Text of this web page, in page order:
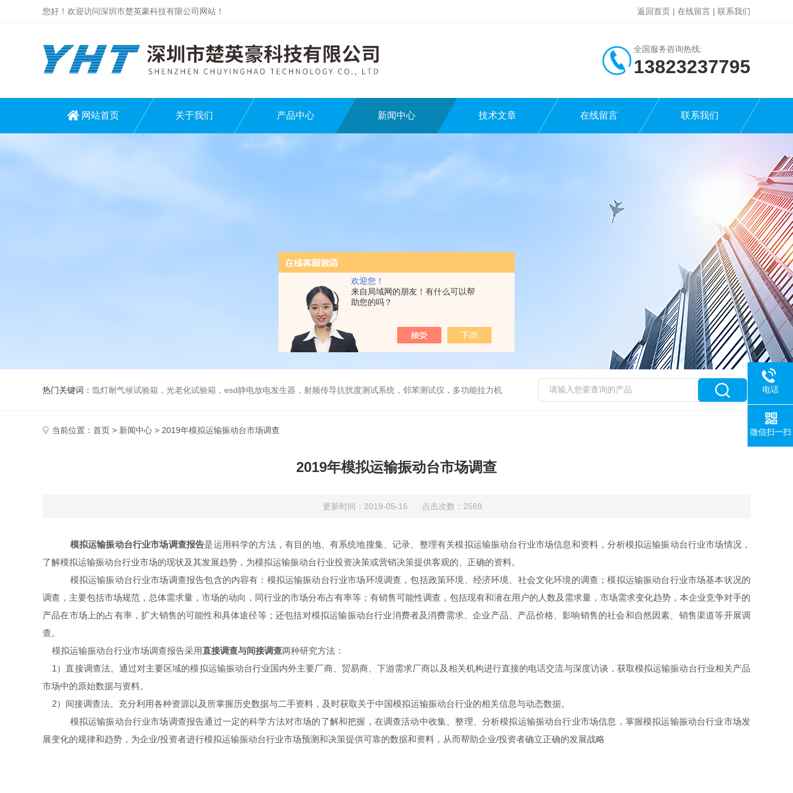
欢迎您！
来自局域网的朋友！有什么可以帮
助您的吗？
您好！欢迎访问深圳市楚英豪科技有限公司网站！ 返回首页 | 在线留言 | 联系我们
全国服务咨询热线:
13823237795
网站首页 关于我们 产品中心 新闻中心 技术文章 在线留言 联系我们
热门关键词： 氙灯耐气候试验箱，光老化试验箱，esd静电放电发生器，射频传导抗扰度测试系统，邻苯测试仪，多功能拉力机
当前位置： 首页 > 新闻中心 > 2019年模拟运输振动台市场调查
2019年模拟运输振动台市场调查
更新时间：2019-05-16 点击次数：2569
模拟运输振动台行业市场调查报告是运用科学的方法，有目的地、有系统地搜集、记录、整理有关模拟运输振动台行业市场信息和资料，分析模拟运输振动台行业市场情况，
了解模拟运输振动台行业市场的现状及其发展趋势，为模拟运输振动台行业投资决策或营销决策提供客观的、正确的资料。
模拟运输振动台行业市场调查报告包含的内容有：模拟运输振动台行业市场环境调查，包括政策环境、经济环境、社会文化环境的调查；模拟运输振动台行业市场基本状况的
调查，主要包括市场规范，总体需求量，市场的动向，同行业的市场分布占有率等；有销售可能性调查，包括现有和潜在用户的人数及需求量，市场需求变化趋势，本企业竞争对手的
产品在市场上的占有率，扩大销售的可能性和具体途径等；还包括对模拟运输振动台行业消费者及消费需求、企业产品、产品价格、影响销售的社会和自然因素、销售渠道等开展调
查。
模拟运输振动台行业市场调查报告采用直接调查与间接调查两种研究方法：
1）直接调查法。通过对主要区域的模拟运输振动台行业国内外主要厂商、贸易商、下游需求厂商以及相关机构进行直接的电话交流与深度访谈，获取模拟运输振动台行业相关产品
市场中的原始数据与资料。
2）间接调查法。充分利用各种资源以及所掌握历史数据与二手资料，及时获取关于中国模拟运输振动台行业的相关信息与动态数据。
模拟运输振动台行业市场调查报告通过一定的科学方法对市场的了解和把握，在调查活动中收集、整理、分析模拟运输振动台行业市场信息，掌握模拟运输振动台行业市场发
展变化的规律和趋势，为企业/投资者进行模拟运输振动台行业市场预测和决策提供可靠的数据和资料，从而帮助企业/投资者确立正确的发展战略
电话
微信扫一扫